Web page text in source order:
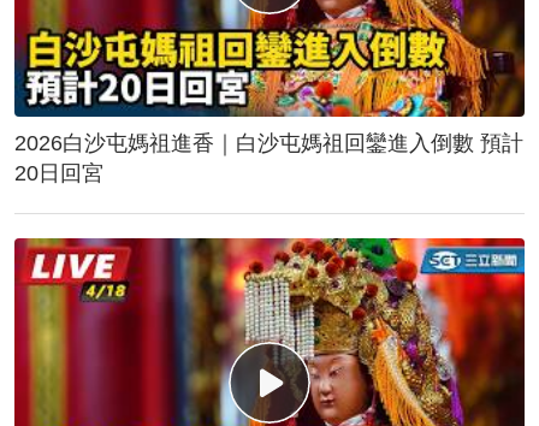
2026白沙屯媽祖進香｜白沙屯媽祖回鑾進入倒數 預計
20日回宮